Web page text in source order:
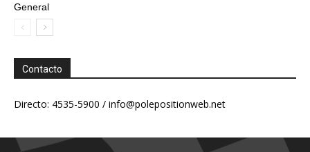
General
Contacto
Directo: 4535-5900 / info@polepositionweb.net